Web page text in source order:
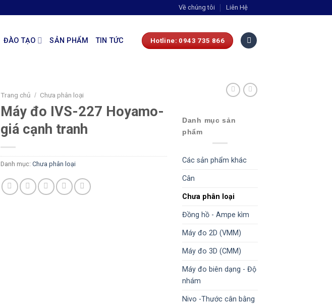
Về chúng tôi Liên Hệ
ĐÀO TẠO SẢN PHẨM TIN TỨC Hotline: 0943 735 866
Trang chủ / Chưa phân loại
Máy đo IVS-227 Hoyamo-
giá cạnh tranh
Danh mục: Chưa phân loại
Danh mục sản
phẩm
Các sản phẩm khác
Cân
Chưa phân loại
Đồng hồ - Ampe kìm
Máy đo 2D (VMM)
Máy đo 3D (CMM)
Máy đo biên dạng - Độ
nhám
Nivo -Thước cân bằng